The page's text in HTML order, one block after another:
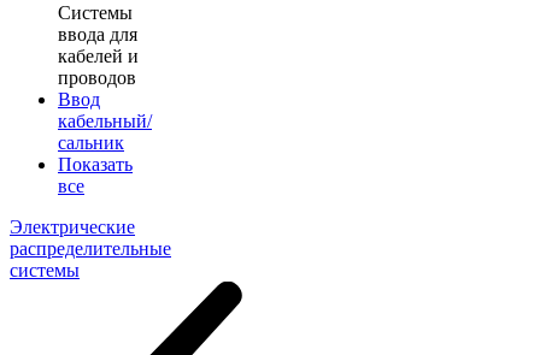
Системы
ввода для
кабелей и
проводов
Ввод
кабельный/
сальник
Показать
все
Электрические
распределительные
системы